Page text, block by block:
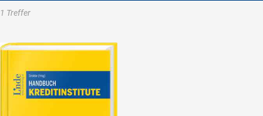
1 Treffer